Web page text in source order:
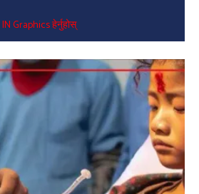
IN Graphics हेर्नुहोस्